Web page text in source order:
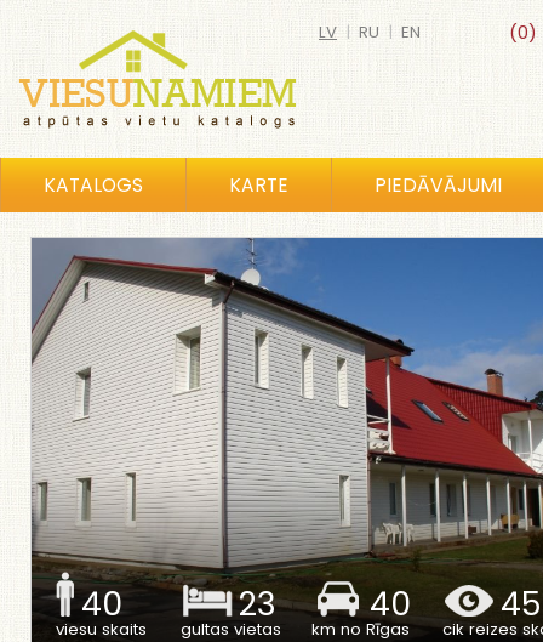
(0)
LV | RU | EN
KATALOGS KARTE PIEDĀVĀJUMI
40
viesu skaits
23
gultas vietas
40
km no Rīgas cik reizes